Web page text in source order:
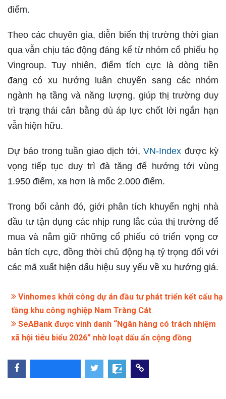
điểm.
Theo các chuyên gia, diễn biến thị trường thời gian
qua vẫn chịu tác động đáng kể từ nhóm cổ phiếu họ
Vingroup. Tuy nhiên, điểm tích cực là dòng tiền
đang có xu hướng luân chuyển sang các nhóm
ngành hạ tầng và năng lượng, giúp thị trường duy
trì trạng thái cân bằng dù áp lực chốt lời ngắn hạn
vẫn hiện hữu.
Dự báo trong tuần giao dịch tới, VN-Index được kỳ
vọng tiếp tục duy trì đà tăng để hướng tới vùng
1.950 điểm, xa hơn là mốc 2.000 điểm.
Trong bối cảnh đó, giới phân tích khuyến nghị nhà
đầu tư tận dụng các nhịp rung lắc của thị trường để
mua và nắm giữ những cổ phiếu có triển vọng cơ
bản tích cực, đồng thời chủ động hạ tỷ trọng đối với
các mã xuất hiện dấu hiệu suy yếu về xu hướng giá.
Vinhomes khởi công dự án đầu tư phát triển kết cấu hạ
tầng khu công nghiệp Nam Tràng Cát
SeABank được vinh danh “Ngân hàng có trách nhiệm
xã hội tiêu biểu 2026” nhờ loạt dấu ấn cộng đồng